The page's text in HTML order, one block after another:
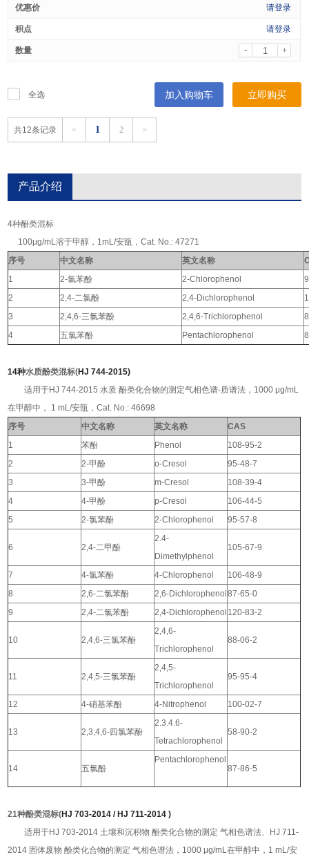
请登录
请登录
- +
全选 加入购物车 立即购买
共12条记录 < 1 2 >
产品介绍
4种酚类混标
100μg/mL溶于甲醇，1mL/安瓿，Cat. No.: 47271
序号
中文名称 英文名称
1
2-氯苯酚 2-Chlorophenol
2
2,4-二氯酚 2,4-Dichlorophenol
3
2,4,6-三氯苯酚 2,4,6-Trichlorophenol
4
五氯苯酚 Pentachlorophenol
14种水质酚类混标(HJ 744-2015)
适用于HJ 744-2015 水质 酚类化合物的测定气相色谱-质谱法， 1000 μg/mL
在甲醇中， 1 mL/安瓿，Cat. No.: 46698
序号
中文名称 英文名称
CAS
1
苯酚 Phenol
108-95-2
2
2-甲酚 o-Cresol
95-48-7
3
3-甲酚 m-Cresol
108-39-4
4
4-甲酚 p-Cresol
106-44-5
5
2-氯苯酚 2-Chlorophenol 95-57-8
6 2,4-二甲酚
2.4-
Dimethylphenol
105-67-9
7 4-氯苯酚 4-Chlorophenol
106-48-9
8
2,6-二氯苯酚 2,6-Dichlorophenol 87-65-0
9
2,4-二氯苯酚 2,4-Dichlorophenol 120-83-2
10 2,4,6-三氯苯酚
2,4,6-
Trichlorophenol
88-06-2
11 2,4,5-三氯苯酚
2,4,5-
Trichlorophenol
95-95-4
12 4-硝基苯酚 4-Nitrophenol 100-02-7
13 2,3,4,6-四氯苯酚
2.3.4.6-
Tetrachlorophenol
58-90-2
14 五氯酚
Pentachlorophenol
87-86-5
21种酚类混标(HJ 703-2014 / HJ 711-2014 )
适用于HJ 703-2014 土壤和沉积物 酚类化合物的测定 气相色谱法、HJ 711-
2014 固体废物 酚类化合物的测定 气相色谱法，1000 μg/mL在甲醇中，1 mL/安